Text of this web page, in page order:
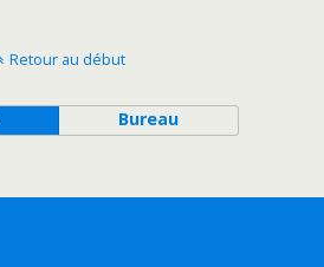
Retour au début
Bureau